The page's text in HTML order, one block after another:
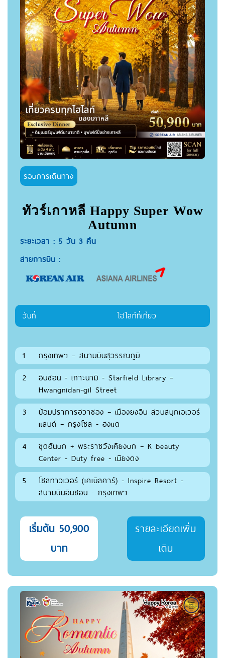
รอบการเดินทาง
ทัวร์เกาหลี Happy Super Wow
Autumn
ระยะเวลา : 5 วัน 3 คืน
สายการบิน :
วันที่ ไฮไลท์ที่เที่ยว
1
กรุงเทพฯ – สนามบินสุวรรณภูมิ
2
อินชอน - เกาะนามิ - Starfield Library –
Hwangnidan-gil Street
3
ป้อมปราการฮวาซอง – เมืองยงอิน สวนสนุกเอเวอร์
แลนด์ – กรุงโซล - ฮงแด
4
ชุดฮันบก + พระราชวังเคียงบก – K beauty
Center - Duty free - เมียงดง
5
โซลทาวเวอร์ (เคเบิลคาร์) - Inspire Resort -
สนามบินอินชอน - กรุงเทพฯ
เริ่มต้น 50,900
บาท
รายละเอียดเพิ่ม
เติม